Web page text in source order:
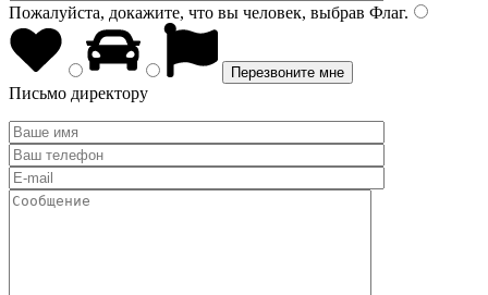
Пожалуйста, докажите, что вы человек, выбрав Флаг.
Письмо директору